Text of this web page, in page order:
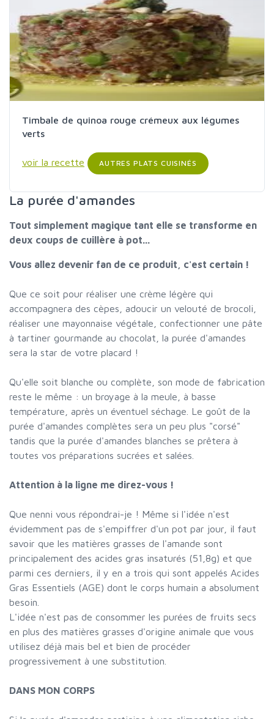
Timbale de quinoa rouge crémeux aux légumes
verts
voir la recette AUTRES PLATS CUISINÉS
La purée d'amandes
Tout simplement magique tant elle se transforme en
deux coups de cuillère à pot...
Vous allez devenir fan de ce produit, c'est certain !
Que ce soit pour réaliser une crème légère qui
accompagnera des cèpes, adoucir un velouté de brocoli,
réaliser une mayonnaise végétale, confectionner une pâte
à tartiner gourmande au chocolat, la purée d'amandes
sera la star de votre placard !
Qu'elle soit blanche ou complète, son mode de fabrication
reste le même : un broyage à la meule, à basse
température, après un éventuel séchage. Le goût de la
purée d'amandes complètes sera un peu plus "corsé"
tandis que la purée d'amandes blanches se prêtera à
toutes vos préparations sucrées et salées.
Attention à la ligne me direz-vous !
Que nenni vous répondrai-je ! Même si l'idée n'est
évidemment pas de s'empiffrer d'un pot par jour, il faut
savoir que les matières grasses de l'amande sont
principalement des acides gras insaturés (51,8g) et que
parmi ces derniers, il y en a trois qui sont appelés Acides
Gras Essentiels (AGE) dont le corps humain a absolument
besoin.
L'idée n'est pas de consommer les purées de fruits secs
en plus des matières grasses d'origine animale que vous
utilisez déjà mais bel et bien de procéder
progressivement à une substitution.
DANS MON CORPS